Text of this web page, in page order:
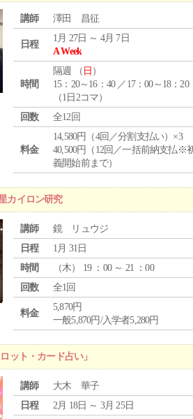
講師 澤田 昌征
日程
1月 27日 ～ 4月 7日
A Week
時間
隔週 （ 日 ）
15：20～16：40 ／17：00～18：20
（1日2コマ）
回数
全12回
料金
14,580円（4回／分割支払い）×3
40,500円（12回／一括前納支払※
義開始前まで）
カイロン研究
講師
鏡 リュウジ
日程
1月 31日
時間
（木） 19 ：00 ～ 21 ：00
回数
全1回
料金
5,870円
一般5,870円/入学者5,280円
ット・カード占い」
講師
大木 華子
日程
2月 18日 ～ 3月 25日